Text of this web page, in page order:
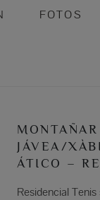
FOTOS
JÁVEA/
ÁTICO –
Residencial